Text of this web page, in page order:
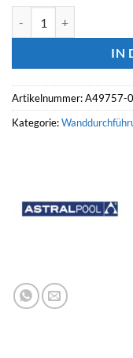
IN
Artikelnummer:A49757-
Kategorie: